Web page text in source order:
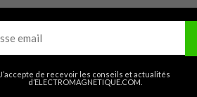
J’accepte de recevoir les conseils et actualités
d’ELECTROMAGNETIQUE.COM.